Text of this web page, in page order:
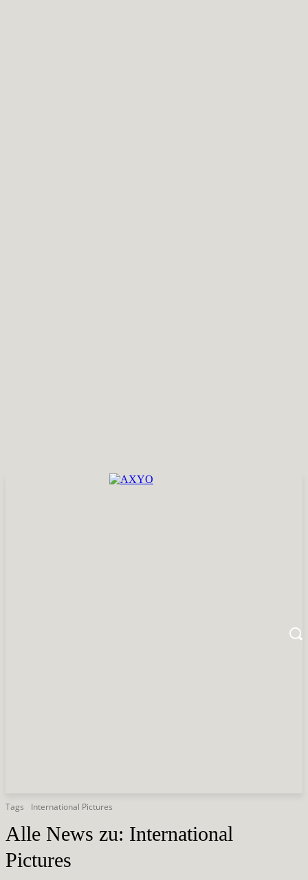
Tags International Pictures
Alle News zu: International
Pictures